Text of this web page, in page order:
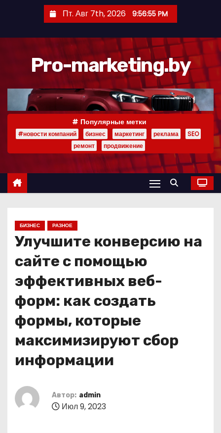
р
Пт. Авг 7th, 2026 9:56:56 PM
Pro-marketing.by
Популярные метки
#новости компаний бизнес маркетинг реклама
SEO
ремонт
продвижение
БИЗНЕС РАЗНОЕ
Улучшите конверсию на
сайте с помощью
эффективных веб-
форм: как создать
формы, которые
максимизируют сбор
информации
Автор: admin
Июл 9, 2023